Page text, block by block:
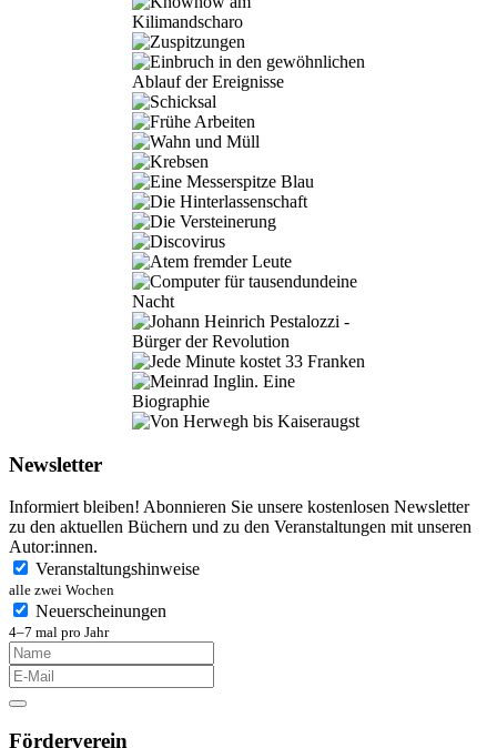
Newsletter
Informiert bleiben! Abonnieren Sie unsere kostenlosen Newsletter
zu den aktuellen Büchern und zu den Veranstaltungen mit unseren
Autor:innen.
Veranstaltungshinweise
alle zwei Wochen
Neuerscheinungen
4–7 mal pro Jahr
Förderverein